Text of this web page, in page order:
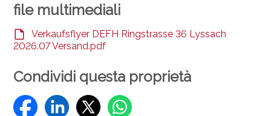
file multimediali
Verkaufsflyer DEFH Ringstrasse 36 Lyssach
2026.07 Versand.pdf
Condividi questa proprietà